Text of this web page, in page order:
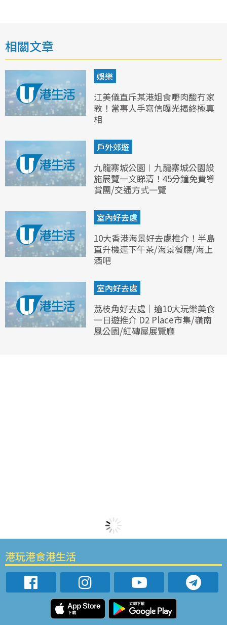
相關文章
娛樂
江美儀直斥某港姐食嘢肉酸冇家
教！當事人手寫信曝光揭終極真
相
戶外郊遊
九龍寨城公園︱九龍寨城公園設
施展覽一文睇清！45分鐘免費導
賞團/交通方式一覽
室內好去處
10大香港海景好去處推介！半島
直升機連下午茶/海景餐廳/海上
酒吧
室內好去處
荔枝角好去處｜逾10大玩樂美食
一日遊推介 D2 Place市集/嶺南
風公園/紅磚屋展覽廳
港玩港食港生活